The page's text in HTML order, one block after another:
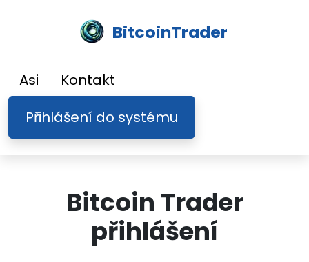
BitcoinTrader
Asi
Kontakt
Přihlášení do systému
Bitcoin Trader
přihlášení